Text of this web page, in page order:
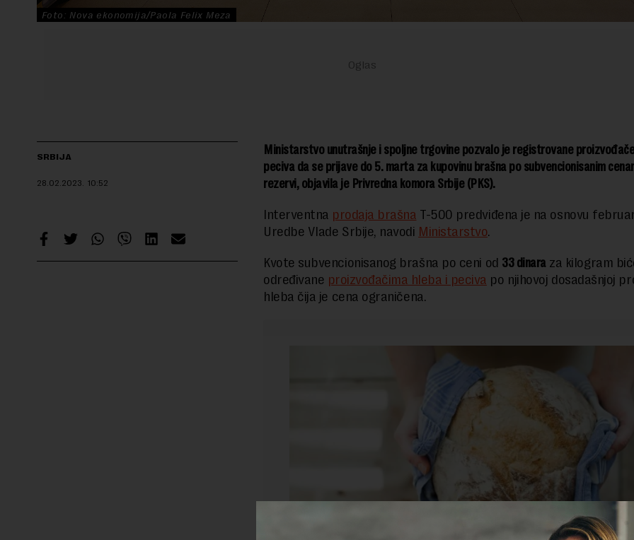
Foto: Nova ekonomija/Paola Felix Meza
SRBIJA
28.02.2023. 10:52
Ministarstvo unutrašnje i spoljne trgovine pozvalo je registrovane
peciva da se prijave do 5. marta za kupovinu brašna po subvencionisanim
rezervi, objavila je Privredna komora Srbije (PKS).
Interventna prodaja brašna T-500 predviđena je na osnovu
Uredbe Vlade Srbije, navodi Ministarstvo.
Kvote subvencionisanog brašna po ceni od 33 dinaraza kilogram
određivane proizvođačima hleba i peciva po njihovoj dosadašnjoj
hleba čija je cena ograničena.